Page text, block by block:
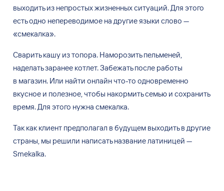
выходить из непростых жизненных ситуаций. Для этого
есть одно непереводимое на другие языки слово —
«смекалка».
Сварить кашу изтопора. Наморозить пельменей,
наделать заранее котлет. Забежать после работы
в магазин. Или найти онлайн что-то одновременно
вкусное и полезное, чтобы накормить семью и сохранить
время. Для этого нужна смекалка.
Так как клиент предполагал в будущем выходить в другие
страны, мы решили написать название латиницей —
Smekalka.